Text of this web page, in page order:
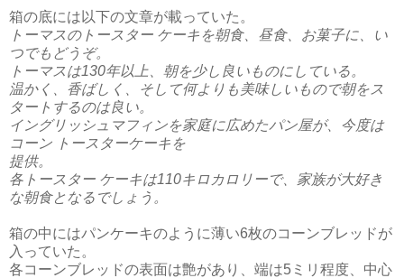
箱の底には以下の文章が載っていた。
トーマスのトースター ケーキを朝食、昼食、お菓子に、い
つでもどうぞ。
トーマスは130年以上、朝を少し良いものにしている。
温かく、香ばしく、そして何よりも美味しいもので朝をス
タートするのは良い。
イングリッシュマフィンを家庭に広めたパン屋が、今度は
コーン トースターケーキを
提供。
各トースター ケーキは110キロカロリーで、家族が大好き
な朝食となるでしょう。
箱の中にはパンケーキのように薄い6枚のコーンブレッドが
入っていた。
各コーンブレッドの表面は艶があり、端は5ミリ程度、中心